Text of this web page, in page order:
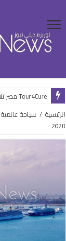
Tour4Cure مصر تنقل السياحة الصحية من مستشفى لمنصة عالمية للعلاج والضيافة
الرئيسية / سياحة عالمية
2020